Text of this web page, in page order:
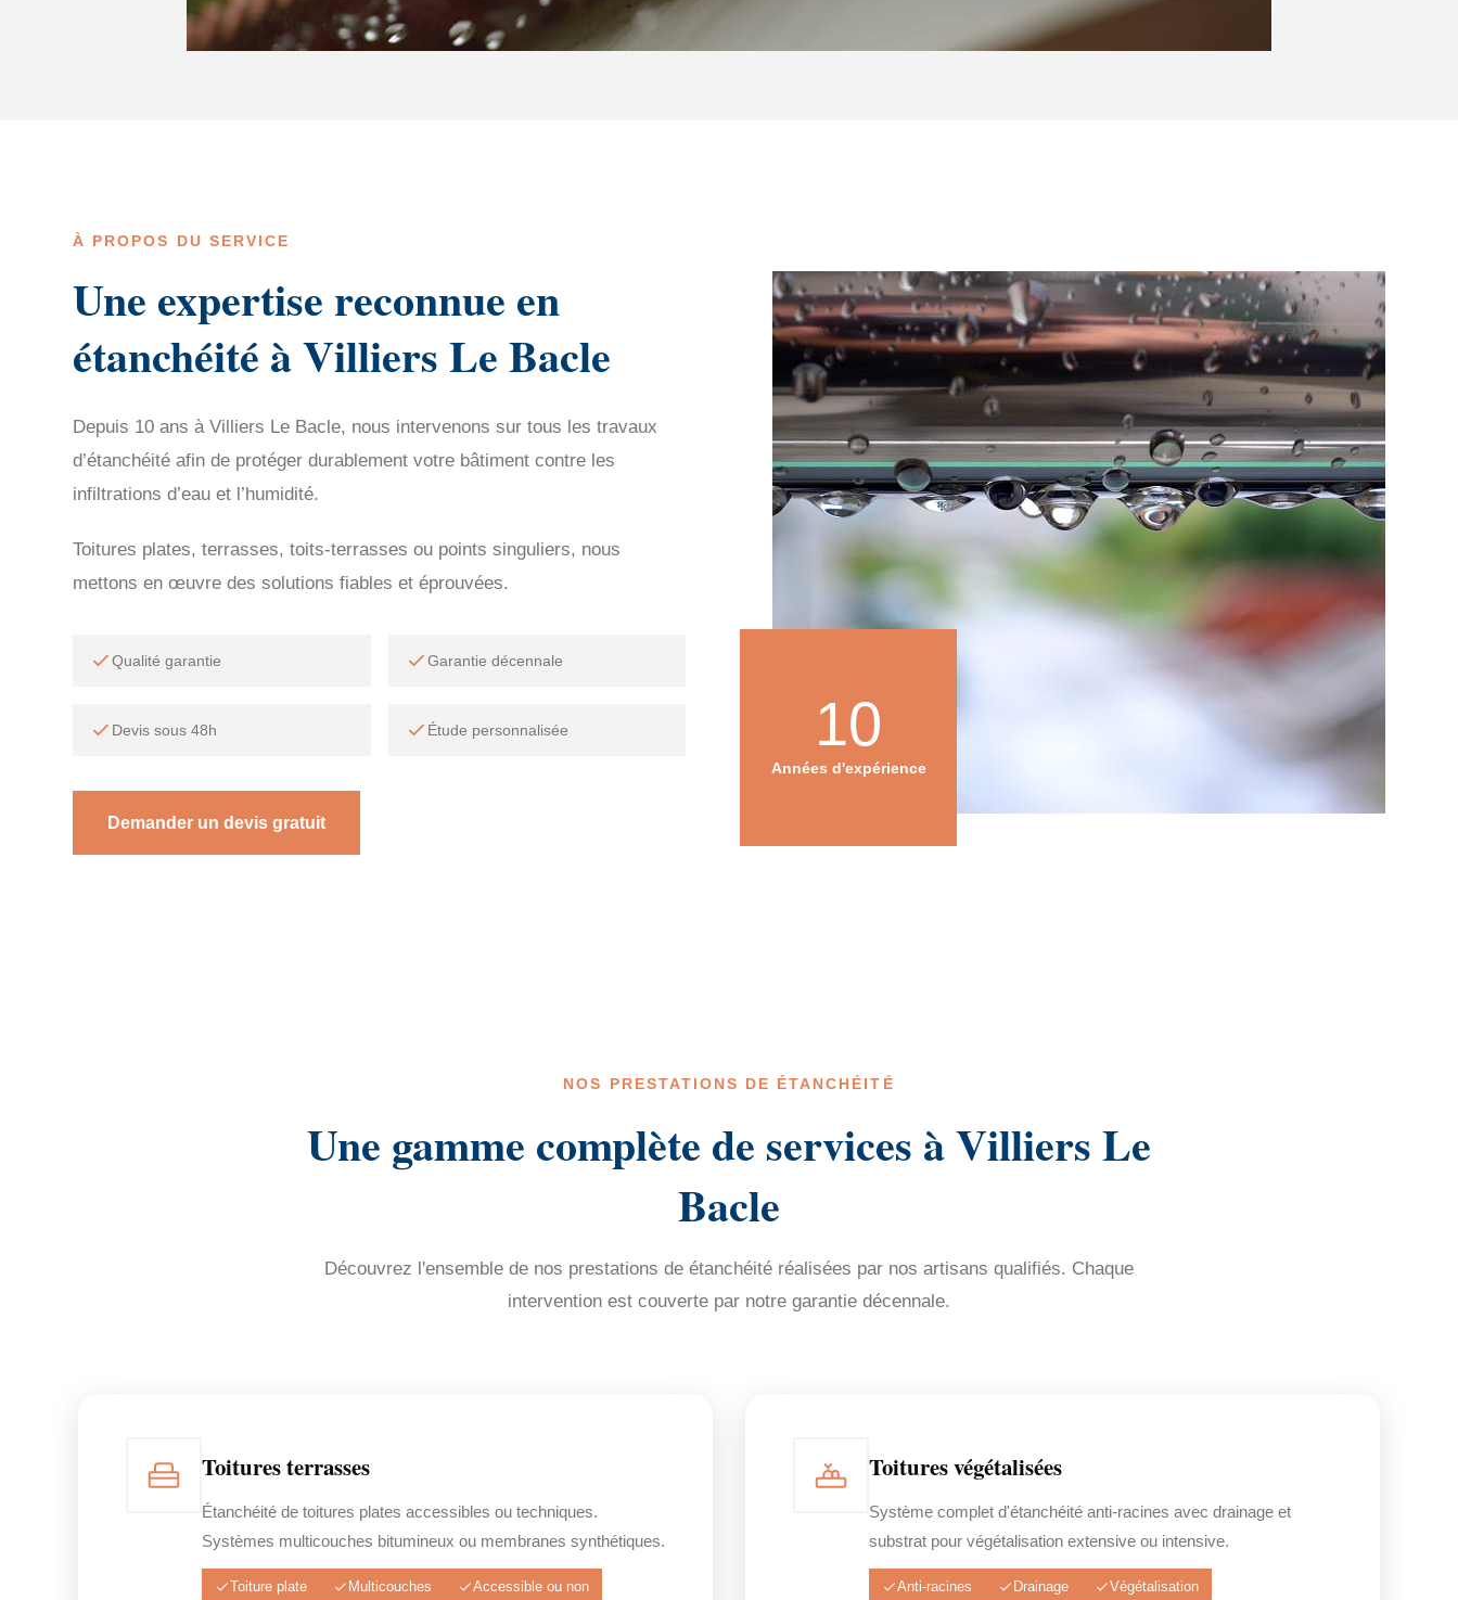
À PROPOS DU SERVICE
Une expertise reconnue en
étanchéité à Villiers Le Bacle
Depuis 10 ans à Villiers Le Bacle, nous intervenons sur tous les travaux
d’étanchéité afin de protéger durablement votre bâtiment contre les
infiltrations d’eau et l’humidité.
Toitures plates, terrasses, toits-terrasses ou points singuliers, nous
mettons en œuvre des solutions fiables et éprouvées.
Qualité garantie Garantie décennale
Devis sous 48h Étude personnalisée
Demander un devis gratuit
10
Années d'expérience
NOS PRESTATIONS DE ÉTANCHÉITÉ
Une gamme complète de services à Villiers Le
Bacle
Découvrez l'ensemble de nos prestations de étanchéité réalisées par nos artisans qualifiés. Chaque
intervention est couverte par notre garantie décennale.
Toitures terrasses
Étanchéité de toitures plates accessibles ou techniques.
Systèmes multicouches bitumineux ou membranes synthétiques.
Toiture plate Multicouches Accessible ou non
Toitures végétalisées
Système complet d'étanchéité anti-racines avec drainage et
substrat pour végétalisation extensive ou intensive.
Anti-racines Drainage Végétalisation